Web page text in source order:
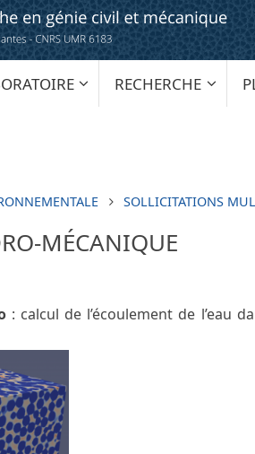
RECHERCHE
SOLLICITATIONS
MÉCANIQUE
: calcul de l’écoulement de l’eau